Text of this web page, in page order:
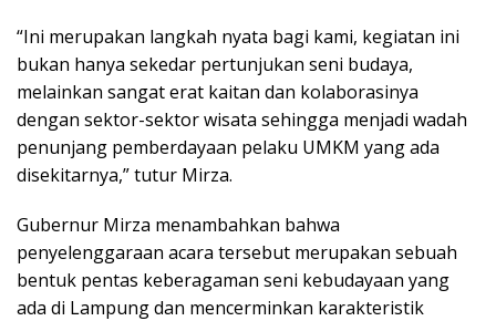
“Ini merupakan langkah nyata bagi kami, kegiatan ini
bukan hanya sekedar pertunjukan seni budaya,
melainkan sangat erat kaitan dan kolaborasinya
dengan sektor-sektor wisata sehingga menjadi wadah
penunjang pemberdayaan pelaku UMKM yang ada
disekitarnya,” tutur Mirza.
Gubernur Mirza menambahkan bahwa
penyelenggaraan acara tersebut merupakan sebuah
bentuk pentas keberagaman seni kebudayaan yang
ada di Lampung dan mencerminkan karakteristik